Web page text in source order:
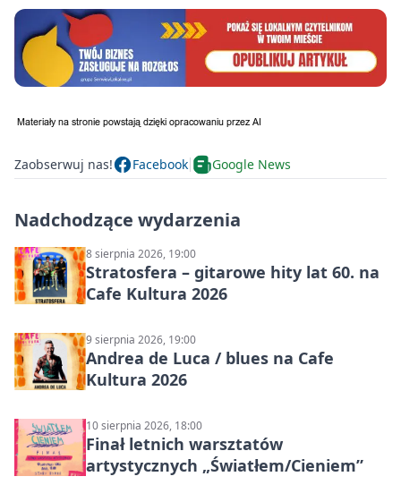
Zaobserwuj nas! Facebook Google News
Nadchodzące wydarzenia
8 sierpnia 2026, 19:00
Stratosfera – gitarowe hity lat 60. na
Cafe Kultura 2026
9 sierpnia 2026, 19:00
Andrea de Luca / blues na Cafe
Kultura 2026
10 sierpnia 2026, 18:00
Finał letnich warsztatów
artystycznych „Światłem/Cieniem”